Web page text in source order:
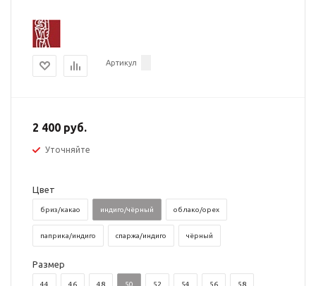
Артикул
2 400 руб.
Уточняйте
Цвет
бриз/какао индиго/чёрный облако/орех
паприка/индиго спаржа/индиго чёрный
Размер
44 46 48 50 52 54 56 58